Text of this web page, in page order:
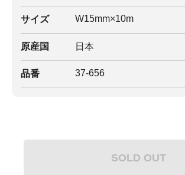
サイズ W15mm×10m
原産国 日本
品番 37-656
SOLD OUT